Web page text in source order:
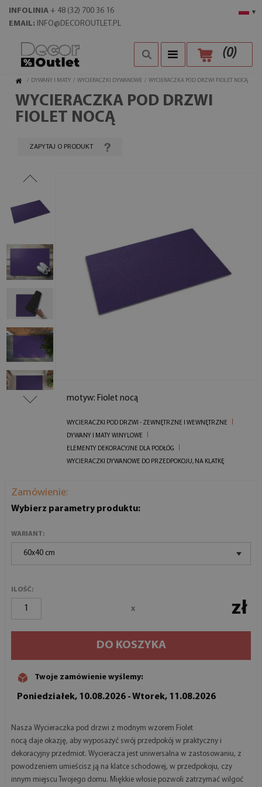
▾
INFOLINIA + 48 (32) 700 36 16
EMAIL: INFO@DECOROUTLET.PL
(0)
/ DYWANY I MATY / WYCIERACZKI DYWANOWE / WYCIERACZKA POD DRZWI FIOLET NOCĄ
WYCIERACZKA POD DRZWI
FIOLET NOCĄ
ZAPYTAJ O PRODUKT
motyw: Fiolet nocą
WYCIERACZKI POD DRZWI - ZEWNĘTRZNE I WEWNĘTRZNE
DYWANY I MATY WINYLOWE
ELEMENTY DEKORACYJNE DLA PODŁÓG
WYCIERACZKI DYWANOWE DO PRZEDPOKOJU, NA KLATKĘ
Zamówienie:
Wybierz parametry produktu:
WARIANT:
60x40 cm
ILOŚĆ:
x zł
DO KOSZYKA
Twoje zamówienie wyślemy:
Poniedziałek, 10.08.2026 - Wtorek, 11.08.2026
Nasza Wycieraczka pod drzwi z modnym wzorem Fiolet
nocą daje okazję, aby wyposażyć swój przedpokój w praktyczny i
dekoracyjny przedmiot. Wycieracza jest uniwersalna w zastosowaniu, z
powodzeniem umieścisz ją na klatce schodowej, w przedpokoju, czy
innym miejscu Twojego domu. Miękkie włosie pozwoli zatrzymać wilgoć